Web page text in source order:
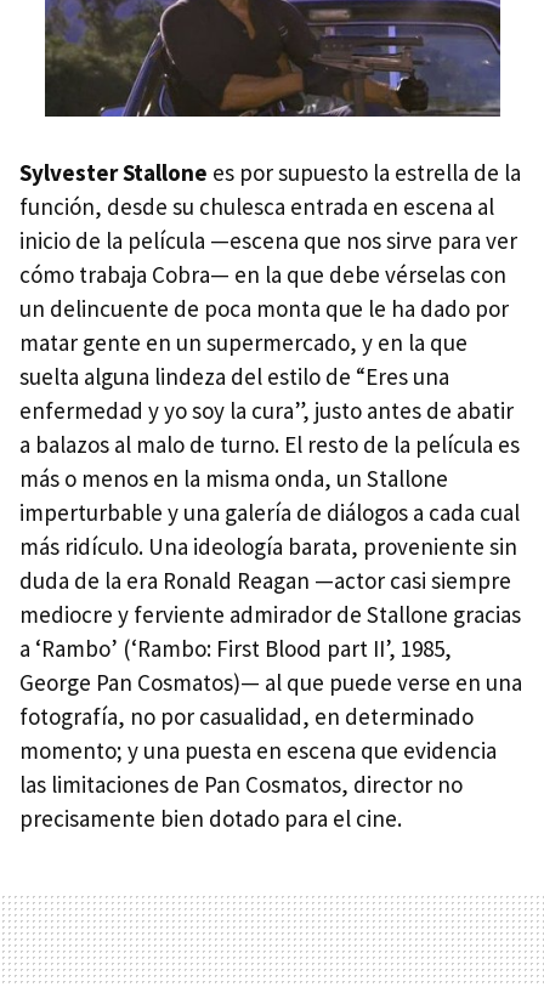
Sylvester Stallone es por supuesto la estrella de la
función, desde su chulesca entrada en escena al
inicio de la película —escena que nos sirve para ver
cómo trabaja Cobra— en la que debe vérselas con
un delincuente de poca monta que le ha dado por
matar gente en un supermercado, y en la que
suelta alguna lindeza del estilo de “Eres una
enfermedad y yo soy la cura”, justo antes de abatir
a balazos al malo de turno. El resto de la película es
más o menos en la misma onda, un Stallone
imperturbable y una galería de diálogos a cada cual
más ridículo. Una ideología barata, proveniente sin
duda de la era Ronald Reagan —actor casi siempre
mediocre y ferviente admirador de Stallone gracias
a ‘Rambo’ (‘Rambo: First Blood part II’, 1985,
George Pan Cosmatos)— al que puede verse en una
fotografía, no por casualidad, en determinado
momento; y una puesta en escena que evidencia
las limitaciones de Pan Cosmatos, director no
precisamente bien dotado para el cine.